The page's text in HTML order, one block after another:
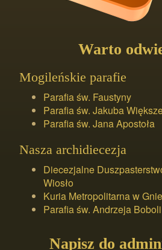
Warto
Mogileńskie parafie
Parafia św. Faustyny
Parafia św. Jakuba
Parafia św. Jana Apostoła
Nasza archidiecezja
Diecezjalne
Wiosło
Kuria Metropolitarna w
Parafia św. Andrzeja
Napisz do